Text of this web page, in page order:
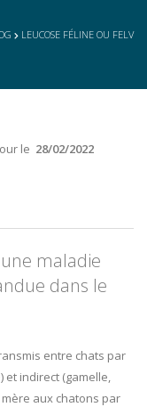
LEUCOSE FÉLINE OU FELV
le 28/02/2022
maladie
dans le
entre chats par
et indirect (gamelle,
aux chatons par